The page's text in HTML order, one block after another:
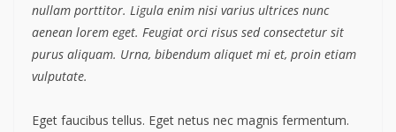
nullam porttitor. Ligula enim nisi varius ultrices nunc
aenean lorem eget. Feugiat orci risus sed consectetur sit
purus aliquam. Urna, bibendum aliquet mi et, proin etiam
vulputate.
Eget faucibus tellus. Eget netus nec magnis fermentum.